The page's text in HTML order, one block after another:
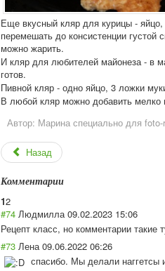
Еще вкусный кляр для курицы - яйцо,
перемешать до консистенции
можно жарить.
И кляр для любителей майонеза - в
готов.
Пивной кляр - одно яйцо, 3 ложки
В любой кляр можно добавить мелко
Автор: Марина специально для
Назад
Комментарии
12
#74 Людмилла 09.02.2023 15:06
Рецепт класс, но комментарии
#73 Лена 09.06.2022 06:26
спасибо. Мы делали наггетсы